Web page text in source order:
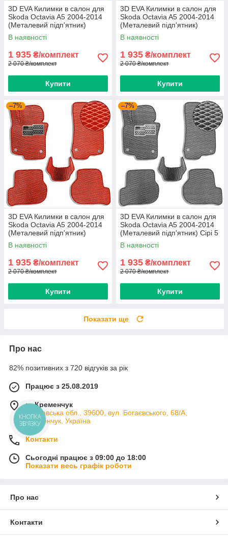
3D EVA Килимки в салон для
Skoda Octavia A5 2004-2014
(Металевий підп'ятник)
Бежеві 5 шт
В наявності
1 935 ₴/комплект
2 070 ₴/комплект
Купити
3D EVA Килимки в салон для
Skoda Octavia A5 2004-2014
(Металевий підп'ятник)
Коричневі 5 шт
В наявності
1 935 ₴/комплект
2 070 ₴/комплект
Купити
–7%
3D EVA Килимки в салон для
Skoda Octavia A5 2004-2014
(Металевий підп'ятник)
Червоні 5 шт
В наявності
1 935 ₴/комплект
2 070 ₴/комплект
Купити
–7%
3D EVA Килимки в салон для
Skoda Octavia A5 2004-2014
(Металевий підп'ятник) Сірі 5
шт
В наявності
1 935 ₴/комплект
2 070 ₴/комплект
Купити
Показати ще
Про нас
82% позитивних з 720 відгуків за рік
Працює з 25.08.2019
м. Кременчук
Полтавська обл., 39600, вул. Богаєвського, 68/А,
Кременчук, Україна
Контакти
Сьогодні працює з 09:00 до 18:00
Показати весь графік роботи
Про нас
Контакти
КНОПКА
ЗВ'ЯЗКУ